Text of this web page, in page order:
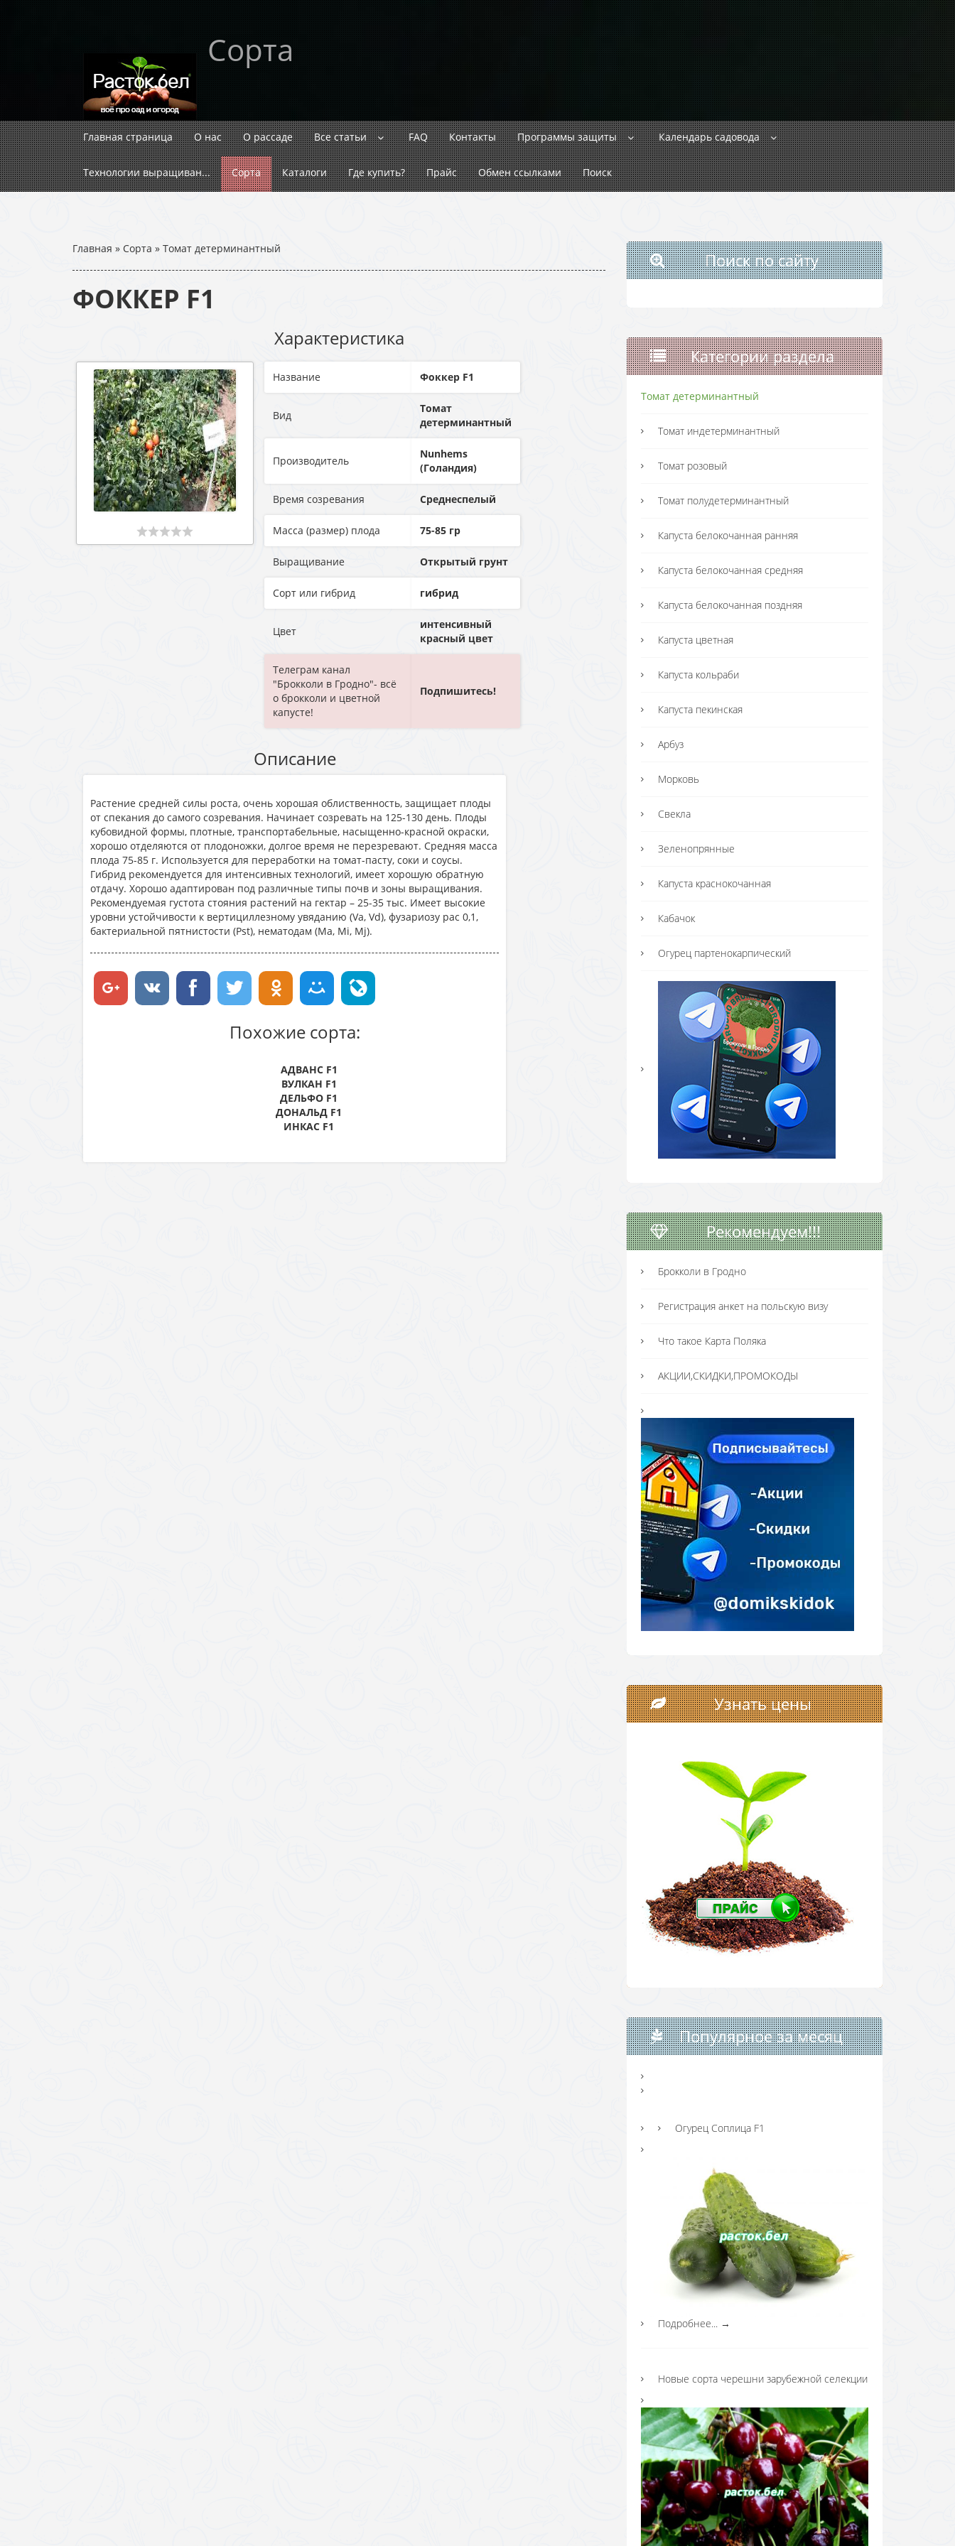
Сорта
Главная страница О нас О рассаде Все статьи FAQ Контакты Программы защиты Календарь садовода
Технологии выращиван... Сорта Каталоги Где купить? Прайс Обмен ссылками Поиск
Главная » Сорта » Томат детерминантный
ФОККЕР F1
Характеристика
Название Фоккер F1
Вид
Томат
детерминантный
Производитель
Nunhems
(Голандия)
Время созревания Среднеспелый
Масса (размер) плода 75-85 гр
Выращивание Открытый грунт
Сорт или гибрид гибрид
Цвет
интенсивный
красный цвет
Телеграм канал
"Брокколи в Гродно"- всё
о брокколи и цветной
капусте!
Подпишитесь!
Описание
Растение средней силы роста, очень хорошая облиственность, защищает плоды
от спекания до самого созревания. Начинает созревать на 125-130 день. Плоды
кубовидной формы, плотные, транспортабельные, насыщенно-красной окраски,
хорошо отделяются от плодоножки, долгое время не перезревают. Средняя масса
плода 75-85 г. Используется для переработки на томат-пасту, соки и соусы.
Гибрид рекомендуется для интенсивных технологий, имеет хорошую обратную
отдачу. Хорошо адаптирован под различные типы почв и зоны выращивания.
Рекомендуемая густота стояния растений на гектар – 25-35 тыс. Имеет высокие
уровни устойчивости к вертициллезному увяданию (Va, Vd), фузариозу рас 0,1,
бактериальной пятнистости (Pst), нематодам (Ma, Mi, Mj).
Похожие сорта:
АДВАНС F1
ВУЛКАН F1
ДЕЛЬФО F1
ДОНАЛЬД F1
ИНКАС F1
Поиск по сайту
Категории раздела
Томат детерминантный
Томат индетерминантный
Томат розовый
Томат полудетерминантный
Капуста белокочанная ранняя
Капуста белокочанная средняя
Капуста белокочанная поздняя
Капуста цветная
Капуста кольраби
Капуста пекинская
Арбуз
Морковь
Свекла
Зеленопрянные
Капуста краснокочанная
Кабачок
Огурец партенокарпический
Рекомендуем!!!
Брокколи в Гродно
Регистрация анкет на польскую визу
Что такое Карта Поляка
АКЦИИ,СКИДКИ,ПРОМОКОДЫ
Узнать цены
Популярное за месяц
Огурец Соплица F1
Подробнее... →
Новые сорта черешни зарубежной селекции